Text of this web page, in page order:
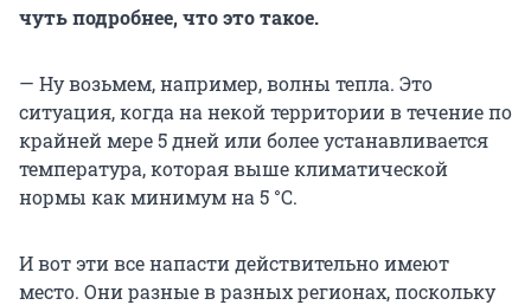
чуть подробнее, что это такое.
— Ну возьмем, например, волны тепла. Это
ситуация, когда на некой территории в течение по
крайней мере 5 дней или более устанавливается
температура, которая выше климатической
нормы как минимум на 5 °C.
И вот эти все напасти действительно имеют
место. Они разные в разных регионах, поскольку